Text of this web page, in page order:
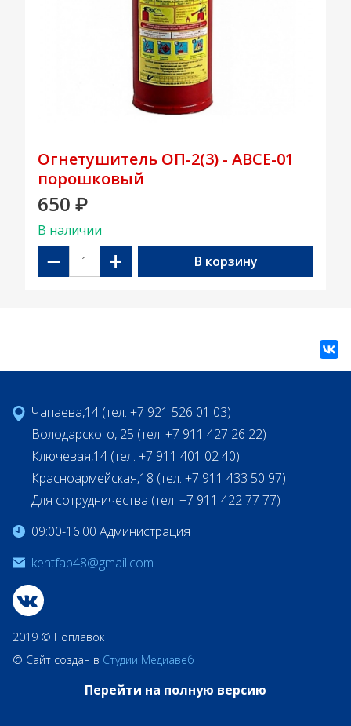
Огнетушитель ОП-2(3) - АВСЕ-01
порошковый
650 ₽
В наличии
− + В корзину
Чапаева,14 (тел. +7 921 526 01 03)
Володарского, 25 (тел. +7 911 427 26 22)
Ключевая,14 (тел. +7 911 401 02 40)
Красноармейская,18 (тел. +7 911 433 50 97)
Для сотрудничества (тел. +7 911 422 77 77)
09:00-16:00 Администрация
kentfap48@gmail.com
2019 © Поплавок
© Сайт создан в Студии Медиавеб
Перейти на полную версию